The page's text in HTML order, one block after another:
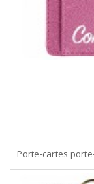
Porte-cartes